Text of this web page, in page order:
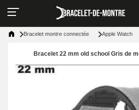
Bracelet montre connectée Apple Watch
Bracelet 22 mm old school Gris de